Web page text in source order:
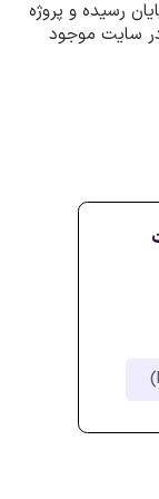
رسیده و پروژه
سایت موجود